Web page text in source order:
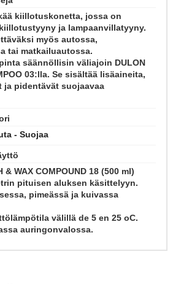
kiillotuskonetta, jossa on
ja lampaanvillatyyny.
myös autossa,
tai matkailuautossa.
säännöllisin väliajoin DULON
03:lla. Se sisältää lisäaineita,
ja pidentävät suojaavaa
- Suojaa
& WAX COMPOUND 18 (500 ml)
pituisen aluksen käsittelyyn.
pimeässä ja kuivassa
välillä de 5 en 25 oC.
auringonvalossa.